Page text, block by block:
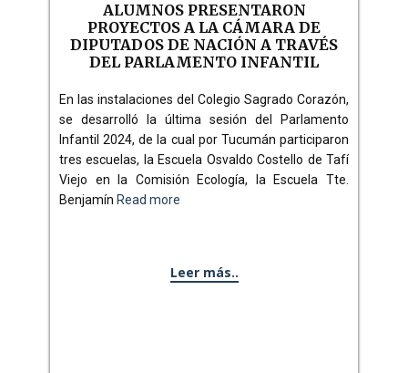
ALUMNOS PRESENTARON
PROYECTOS A LA CÁMARA DE
DIPUTADOS DE NACIÓN A TRAVÉS
DEL PARLAMENTO INFANTIL
En las instalaciones del Colegio Sagrado Corazón,
se desarrolló la última sesión del Parlamento
Infantil 2024, de la cual por Tucumán participaron
tres escuelas, la Escuela Osvaldo Costello de Tafí
Viejo en la Comisión Ecología, la Escuela Tte.
Benjamín Read more
Leer más..